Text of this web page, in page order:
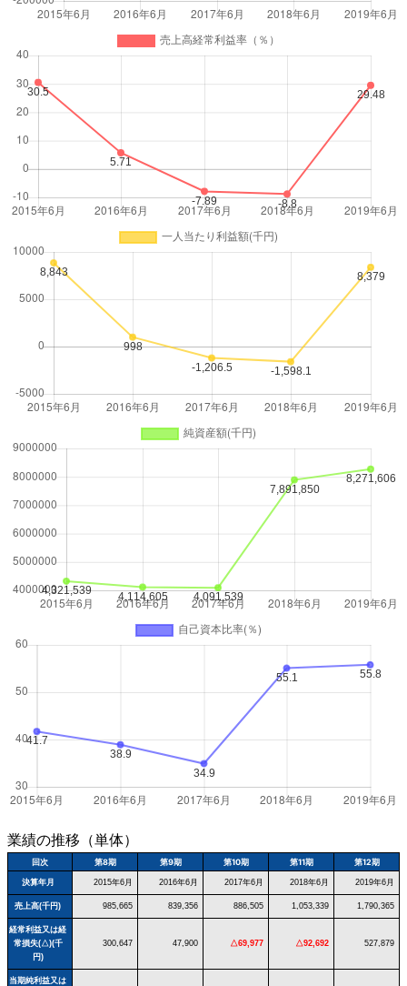
業績の推移（単体）
回次 第8期 第9期 第10期 第11期 第12期
決算年月 2015年6月 2016年6月 2017年6月 2018年6月 2019年6月
売上高(千円) 985,665 839,356 886,505 1,053,339 1,790,365
経常利益又は経
常損失(△)(千
円)
300,647 47,900 △69,977 △92,692 527,879
当期純利益又は